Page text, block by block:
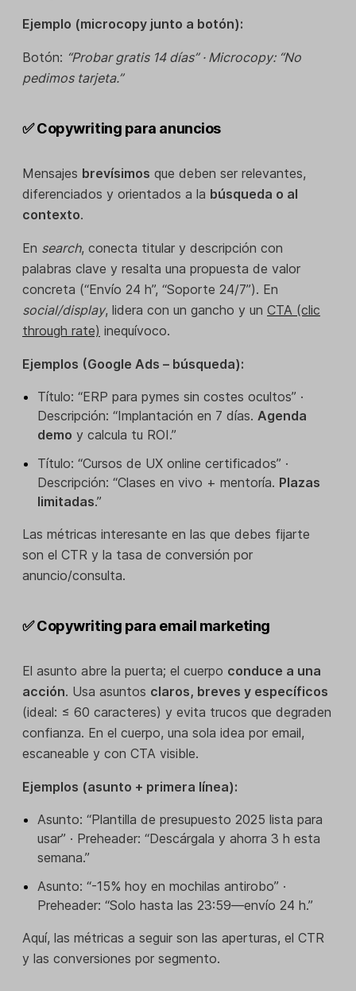
Ejemplo (microcopy junto a botón):
Botón: “Probar gratis 14 días” · Microcopy: “No
pedimos tarjeta.”
✅ Copywriting para anuncios
Mensajes brevísimos que deben ser relevantes,
diferenciados y orientados a la búsqueda o al
contexto.
En search, conecta titular y descripción con
palabras clave y resalta una propuesta de valor
concreta (“Envío 24 h”, “Soporte 24/7”). En
social/display, lidera con un gancho y un CTA (clic
through rate) inequívoco.
Ejemplos (Google Ads – búsqueda):
Título: “ERP para pymes sin costes ocultos” ·
Descripción: “Implantación en 7 días.Agenda
demo y calcula tu ROI.”
Título: “Cursos de UX online certificados” ·
Descripción: “Clases en vivo + mentoría. Plazas
limitadas.”
Las métricas interesante en las que debes fijarte
son el CTR y la tasa de conversión por
anuncio/consulta.
✅ Copywriting para email marketing
El asunto abre la puerta; el cuerpo conduce a una
acción. Usa asuntos claros, breves y específicos
(ideal: ≤ 60 caracteres) y evita trucos que degraden
confianza. En el cuerpo, una sola idea por email,
escaneable y con CTA visible.
Ejemplos (asunto + primera línea):
Asunto: “Plantilla de presupuesto 2025 lista para
usar” · Preheader: “Descárgala y ahorra 3 h esta
semana.”
Asunto: “-15% hoy en mochilas antirobo” ·
Preheader: “Solo hasta las 23:59—envío 24 h.”
Aquí, las métricas a seguir son las aperturas, el CTR
y las conversiones por segmento.